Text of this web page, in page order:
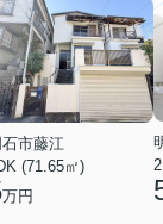
市藤江
(71.65㎡)
万円